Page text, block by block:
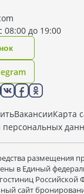
08:00 до 19:00
ВакансииКарта
персональных
размещения
в Единый
Российской
сайт